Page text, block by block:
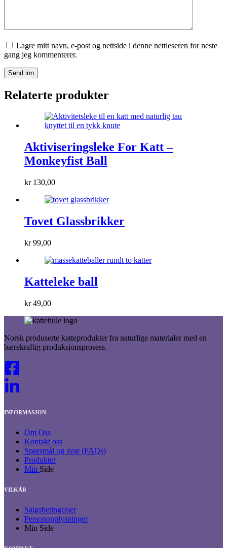
Lagre mitt navn, e-post og nettside i denne nettleseren for neste
gang jeg kommenterer.
Send inn
Relaterte produkter
Aktiviseringsleke For Katt –
Monkeyfist Ball
kr130,00
Tovet Glassbrikker
kr99,00
Katteleke ball
kr49,00
Norsk produserte katteprodukter fra naturlige materialer med en
bærekraftig produksjonsprosess.
INFORMASJON
Om Oss
Kontakt oss
Spørsmål og svar (FAQs)
Produkter
Min Side
VILKÅR
Salgsbetingelser
Personopplysninger
Min Side